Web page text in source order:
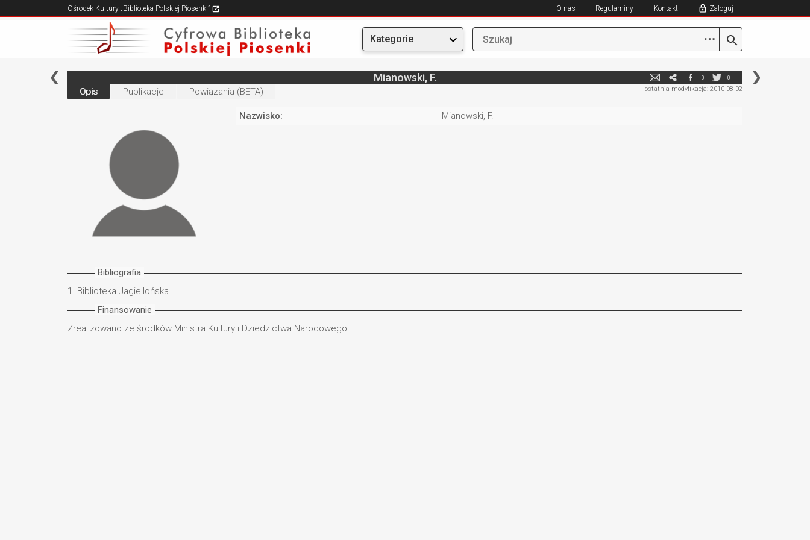
Ośrodek Kultury „Biblioteka Polskiej Piosenki” O nas Regulaminy Kontakt Zaloguj
Kategorie ⋯
Mianowski, F. 0 0
ostatnia modyfikacja: 2010-08-02
Opis Publikacje Powiązania (BETA)
Nazwisko: Mianowski, F.
Bibliografia
1. Biblioteka Jagiellońska
Finansowanie
Zrealizowano ze środków Ministra Kultury i Dziedzictwa Narodowego.